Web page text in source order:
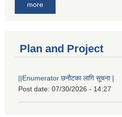
more
Plan and Project
||Enumerator छनौटका लागि सूचना |
Post date: 07/30/2026 - 14:27